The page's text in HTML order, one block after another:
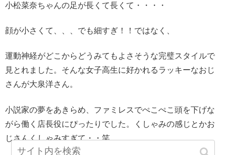
小松菜奈ちゃんの足が長くて長くて・・・・
顔が小さくて、、、でも細すぎ！！ではなく、
運動神経がどこからどうみてもよさそうな完璧スタイルで
見とれました。そんな女子高生に好かれるラッキーなおじ
さんが大泉洋さん。
小説家の夢をあきらめ、ファミレスでぺこぺこ頭を下げな
がら働く店長役にぴったりでした。くしゃみの感じとかお
じさんくしゃみすぎて・・笑